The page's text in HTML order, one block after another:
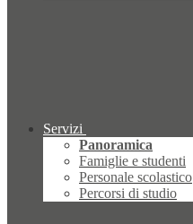
Servizi
Panoramica
Famiglie e studenti
Personale scolastico
Percorsi di studio